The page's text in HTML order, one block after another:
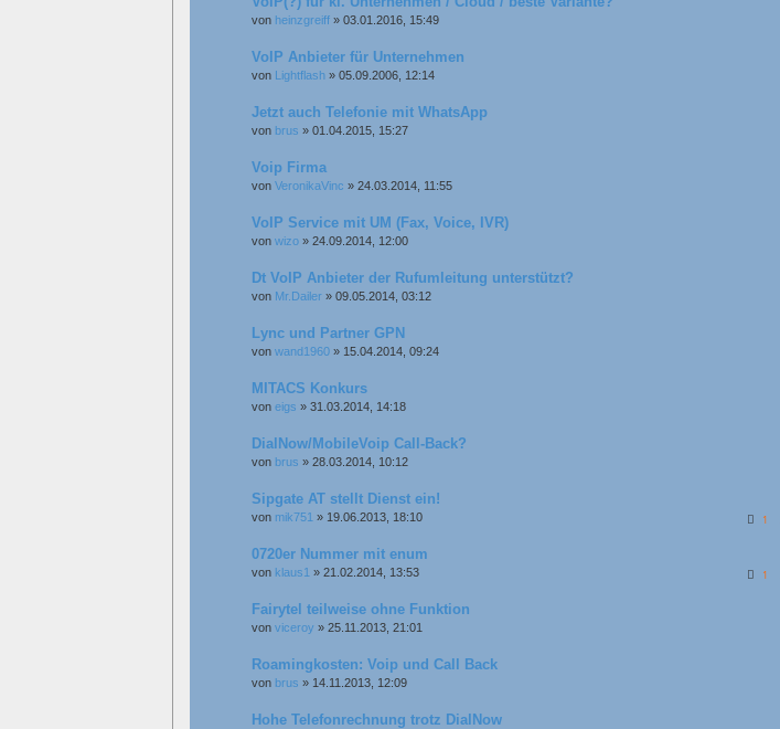
von heinzgreiff » 03.01.2016, 15:49
VoIP Anbieter für Unternehmen
von Lightflash » 05.09.2006, 12:14
Jetzt auch Telefonie mit WhatsApp
von brus » 01.04.2015, 15:27
Voip Firma
von VeronikaVinc » 24.03.2014, 11:55
VoIP Service mit UM (Fax, Voice, IVR)
von wizo » 24.09.2014, 12:00
Dt VoIP Anbieter der Rufumleitung unterstützt?
von Mr.Dailer » 09.05.2014, 03:12
Lync und Partner GPN
von wand1960 » 15.04.2014, 09:24
MITACS Konkurs
von eigs » 31.03.2014, 14:18
DialNow/MobileVoip Call-Back?
von brus » 28.03.2014, 10:12
Sipgate AT stellt Dienst ein!
von mik751 » 19.06.2013, 18:10 1
0720er Nummer mit enum
von klaus1 » 21.02.2014, 13:53 1
Fairytel teilweise ohne Funktion
von viceroy » 25.11.2013, 21:01
Roamingkosten: Voip und Call Back
von brus » 14.11.2013, 12:09
Hohe Telefonrechnung trotz DialNow